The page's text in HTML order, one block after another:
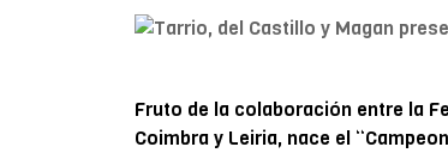
Fruto de la colaboración entre la
Coimbra y Leiria, nace el